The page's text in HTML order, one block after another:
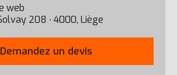
web
208 ∙ 4000, Liège
Demandez un devis